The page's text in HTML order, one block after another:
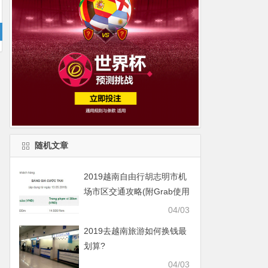
随机文章
2019越南自由行胡志明市机
场市区交通攻略(附Grab使用
04/03
2019去越南旅游如何换钱最
划算?
04/03